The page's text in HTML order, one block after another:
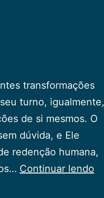
transformações
turno, igualmente,
de si mesmos. O
dúvida, e Ele
redenção humana,
Continuar lendo